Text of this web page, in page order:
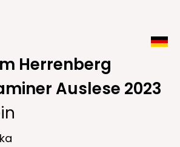
Herrenberg
Auslese 2023